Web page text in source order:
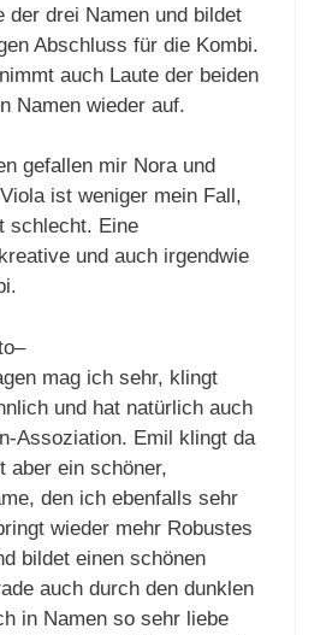
der drei Namen und bildet
Abschluss für die Kombi.
auch Laute der beiden
Namen wieder auf.
gefallen mir Nora und
ist weniger mein Fall,
schlecht. Eine
und auch irgendwie
mag ich sehr, klingt
und hat natürlich auch
Assoziation. Emil klingt da
aber ein schöner,
den ich ebenfalls sehr
wieder mehr Robustes
bildet einen schönen
auch durch den dunklen
in Namen so sehr liebe